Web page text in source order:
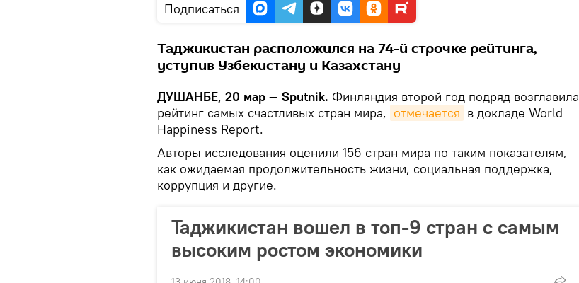
Подписаться
Таджикистан расположился на 74-й строчке рейтинга,
уступив Узбекистану и Казахстану
ДУШАНБЕ, 20 мар — Sputnik. Финляндия второй год подряд возглавила
рейтинг самых счастливых стран мира, отмечается в докладе World
Happiness Report.
Авторы исследования оценили 156 стран мира по таким показателям,
как ожидаемая продолжительность жизни, социальная поддержка,
коррупция и другие.
Таджикистан вошел в топ-9 стран с самым
высоким ростом экономики